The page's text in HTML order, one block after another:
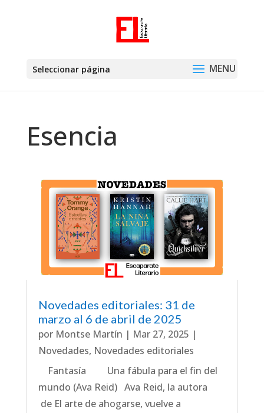
Seleccionar página
Esencia
Novedades editoriales: 31 de
marzo al 6 de abril de 2025
por Montse Martín | Mar 27, 2025 |
Novedades, Novedades editoriales
Fantasía Una fábula para el fin del
mundo (Ava Reid) Ava Reid, la autora
de El arte de ahogarse, vuelve a